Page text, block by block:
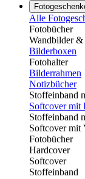
Alle
Fotobücher
Wandbilder &
Bilderboxen
Fotohalter
Bilderrahmen
Notizbücher
Stoffeinband
Softcover mit
Stoffeinband
Softcover mit
Fotobücher
Hardcover
Softcover
Stoffeinband